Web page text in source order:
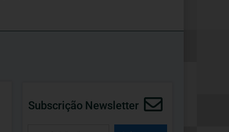
Subscrição Newsletter